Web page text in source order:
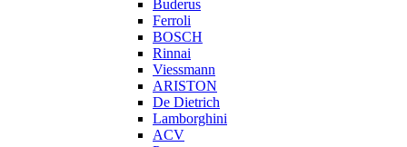
Buderus
Ferroli
BOSCH
Rinnai
Viessmann
ARISTON
De Dietrich
Lamborghini
ACV